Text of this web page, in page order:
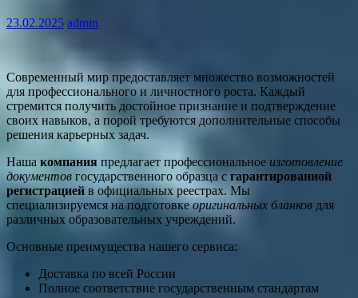
23.02.2025 admin
Современный мир предоставляет множество возможностей
для профессионального и личностного роста. Каждый
стремится получить достойное признание и подтверждение
своих навыков, а порой требуются дополнительные способы
решения карьерных задач.
Наша компания предлагает профессиональное изготовление
документов государственного образца с гарантированной
регистрацией в официальных реестрах. Мы
специализируемся на подготовкеоригинальных бланков для
различных образовательных учреждений.
Основные преимущества нашего сервиса:
Доставка по всей России
Полное соответствие государственным стандартам